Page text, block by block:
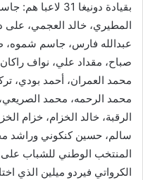
بقيادة دونيغا 31
المطيري، خالد العجمي، على
عبدالله فارس، جاسم شموه،
صباح، مقداد علي، نواف
محمد العمران، أحمد بودي،
محمد الرحمه، محمد الصريعي،
الرقبة، خالد الخزام، خزام
سالم، حسين كنكوني وراشد
المنتخب الوطني للشباب